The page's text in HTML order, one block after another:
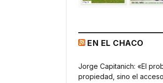
EN EL CHACO
Jorge Capitanich: «El
propiedad, sino el